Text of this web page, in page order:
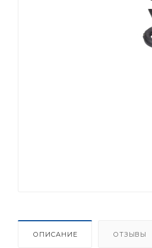
ОПИСАНИЕ ОТЗЫВЫ